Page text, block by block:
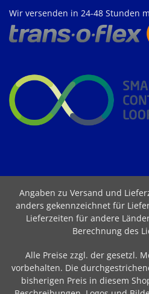
Wir versenden in 24-48 Stunden
Angaben zu Versand und
anders gekennzeichnet für
Lieferzeiten für andere
Berechnung des
Alle Preise zzgl. der gesetzl.
vorbehalten. Die
bisherigen Preis in diesem